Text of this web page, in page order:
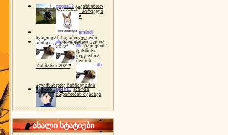
gogita12 გავიხსენოთ
"ბაზიერის" პირველი
ტურნირი ❤
amindi
ხვალიდან საქართველოში
ამინდი გაუარესდება
dh სპორტინგი "გურია
2022"
dh "ბაზიერის"
ტურნირი
რეგიონთა
შორის
"ბახმარო 2022"
dh
ალექსანდრე ჩინჩალაძის
მემორიალიgocha1 კანონი
ნადირობის შესახებ
ახალი სტატიები